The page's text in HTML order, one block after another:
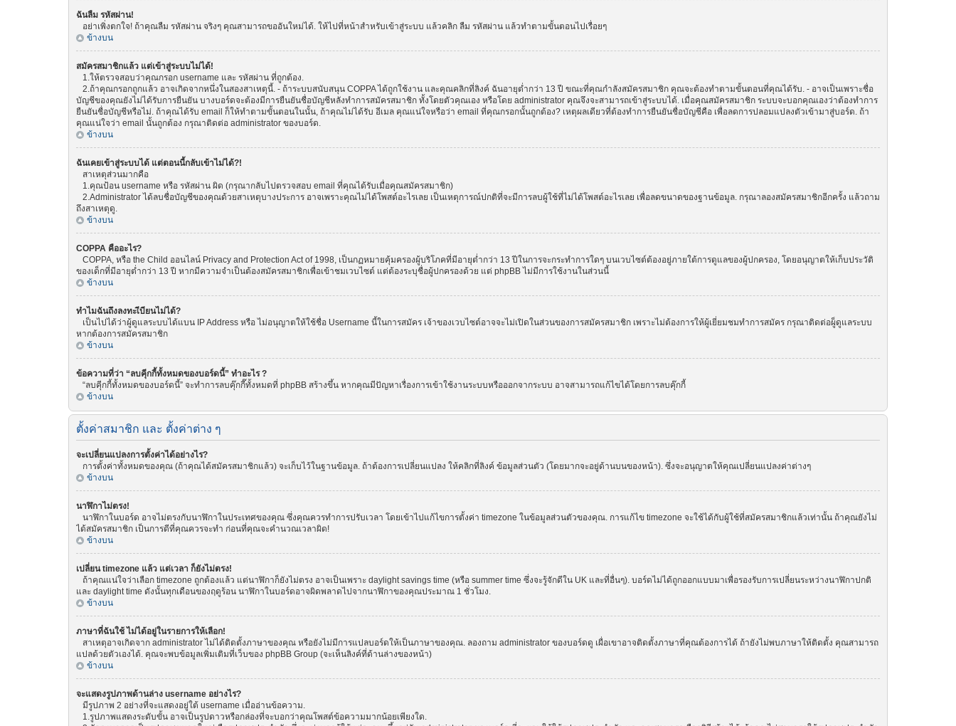
ฉันลืม รหัสผ่าน!
อย่าเพิ่งตกใจ! ถ้าคุณลืม รหัสผ่าน จริงๆ คุณสามารถขออันใหม่ได้. ให้ไปที่หน้าสำหรับเข้าสู่ระบบ แล้วคลิก ลืม รหัสผ่าน แล้วทำตามขั้นตอนไปเรื่อยๆ
ข้างบน
สมัครสมาชิกแล้ว แต่เข้าสู่ระบบไม่ได้!
1.ให้ตรวจสอบว่าคุณกรอก username และ รหัสผ่าน ที่ถูกต้อง.
2.ถ้าคุณกรอกถูกแล้ว อาจเกิดจากหนึ่งในสองสาเหตุนี้. - ถ้าระบบสนับสนุน COPPA ได้ถูกใช้งาน และคุณคลิกที่ลิงค์ ฉันอายุต่ำกว่า 13 ปี ขณะที่คุณกำลังสมัครสมาชิก คุณจะต้องทำตามขั้นตอนที่คุณได้รับ. - อาจเป็นเพราะชื่อ
บัญชีของคุณยังไม่ได้รับการยืนยัน บางบอร์ดจะต้องมีการยืนยันชื่อบัญชีหลังทำการสมัครสมาชิก ทั้งโดยตัวคุณเอง หรือโดย administrator คุณจึงจะสามารถเข้าสู่ระบบได้. เมื่อคุณสมัครสมาชิก ระบบจะบอกคุณเองว่าต้องทำการ
ยืนยันชื่อบัญชีหรือไม่. ถ้าคุณได้รับ email ก็ให้ทำตามขั้นตอนในนั้น, ถ้าคุณไม่ได้รับ อีเมล คุณแน่ใจหรือว่า email ที่คุณกรอกนั้นถูกต้อง? เหตุผลเดียวที่ต้องทำการยืนยันชื่อบัญชีคือ เพื่อลดการปลอมแปลงตัวเข้ามาสู่บอร์ด. ถ้า
คุณแน่ใจว่า email นั้นถูกต้อง กรุณาติดต่อ administrator ของบอร์ด.
ข้างบน
ฉันเคยเข้าสู่ระบบได้ แต่ตอนนี้กลับเข้าไม่ได้?!
สาเหตุส่วนมากคือ
1.คุณป้อน username หรือ รหัสผ่าน ผิด (กรุณากลับไปตรวจสอบ email ที่คุณได้รับเมื่อคุณสมัครสมาชิก)
2.Administrator ได้ลบชื่อบัญชีของคุณด้วยสาเหตุบางประการ อาจเพราะคุณไม่ได้โพสต์อะไรเลย เป็นเหตุการณ์ปกติที่จะมีการลบผู้ใช้ที่ไม่ได้โพสต์อะไรเลย เพื่อลดขนาดของฐานข้อมูล. กรุณาลองสมัครสมาชิกอีกครั้ง แล้วถาม
ถึงสาเหตุดู.
ข้างบน
COPPA คืออะไร?
COPPA, หรือ the Child ออนไลน์ Privacy and Protection Act of 1998, เป็นกฏหมายคุ้มครองผู้บริโภคที่มีอายุต่ำกว่า 13 ปีในการจะกระทำการใดๆ บนเวบไซต์ต้องอยู่ภายใต้การดูแลของผู้ปกครอง, โดยอนุญาตให้เก็บประวัติ
ของเด็กที่มีอายุต่ำกว่า 13 ปี หากมีความจำเป็นต้องสมัครสมาชิกเพื่อเข้าชมเวบไซต์ แต่ต้องระบุชื่อผู้ปกครองด้วย แต่ phpBB ไม่มีการใช้งานในส่วนนี้
ข้างบน
ทำไมฉันถึงลงทะเีบียนไม่ได้?
เป็นไปได้ว่าผู้ดูแลระบบได้แบน IP Address หรือ ไม่อนุญาตให้ใช้ชื่อ Username นี้ในการสมัคร เจ้าของเวบไซต์อาจจะไม่เปิดในส่วนของการสมัครสมาชิก เพราะไม่ต้องการให้ผู้เยี่ยมชมทำการสมัคร กรุณาติดต่อผู็ดูแลระบบ
หากต้องการสมัครสมาชิก
ข้างบน
ข้อความที่ว่า “ลบคุีกกี้ทั้งหมดของบอร์ดนี้” ทำอะไร ?
“ลบคุีกกี้ทั้งหมดของบอร์ดนี้” จะทำการลบคุ๊กกี๊ทั้งหมดที่ phpBB สร้างขึ้น หากคุณมีปัญหาเรื่องการเข้าใช้งานระบบหรือออกจากระบบ อาจสามารถแก้ไขได้โดยการลบคุ๊กกี้
ข้างบน
ตั้งค่าสมาชิก และ ตั้งค่าต่าง ๆ
จะเปลี่ยนแปลงการตั้งค่าได้อย่างไร?
การตั้งค่าทั้งหมดของคุณ (ถ้าคุณได้สมัครสมาชิกแล้ว) จะเก็บไว้ในฐานข้อมูล. ถ้าต้องการเปลี่ยนแปลง ให้คลิกที่ลิงค์ ข้อมูลส่วนตัว (โดยมากจะอยู่ด้านบนของหน้า). ซึ่งจะอนุญาตให้คุณเปลี่ยนแปลงค่าต่างๆ
ข้างบน
นาฬิกาไม่ตรง!
นาฬิกาในบอร์ด อาจไม่ตรงกับนาฬิกาในประเทศของคุณ ซึ่งคุณควรทำการปรับเวลา โดยเข้าไปแก้ไขการตั้งค่า timezone ในข้อมูลส่วนตัวของคุณ. การแก้ไข timezone จะใช้ได้กับผู้ใช้ที่สมัครสมาชิกแล้วเท่านั้น ถ้าคุณยังไม่
ได้สมัครสมาชิก เป็นการดีที่คุณควรจะทำ ก่อนที่คุณจะคำนวณเวลาผิด!
ข้างบน
เปลี่ยน timezone แล้ว แต่เวลา ก็ยังไม่ตรง!
ถ้าคุณแน่ใจว่าเลือก timezone ถูกต้องแล้ว แต่นาฬิกาก็ยังไม่ตรง อาจเป็นเพราะ daylight savings time (หรือ summer time ซึ่งจะรู้จักดีใน UK และที่อื่นๆ). บอร์ดไม่ได้ถูกออกแบบมาเพื่อรองรับการเปลี่ยนระหว่างนาฬิกาปกติ
และ daylight time ดังนั้นทุกเดือนของฤดูร้อน นาฬิกาในบอร์ดอาจผิดพลาดไปจากนาฬิกาของคุณประมาณ 1 ชั่วโมง.
ข้างบน
ภาษาที่ฉันใช้ ไม่ได้อยู่ในรายการให้เลือก!
สาเหตุอาจเกิดจาก administrator ไม่ได้ติดตั้งภาษาของคุณ หรือยังไม่มีการแปลบอร์ดให้เป็นภาษาของคุณ. ลองถาม administrator ของบอร์ดดู เผื่อเขาอาจติดตั้งภาษาที่คุณต้องการได้ ถ้ายังไม่พบภาษาให้ติดตั้ง คุณสามารถ
แปลด้วยตัวเองได้. คุณจะพบข้อมูลเพิ่มเติมที่เว็บของ phpBB Group (จะเห็นลิงค์ที่ด้านล่างของหน้า)
ข้างบน
จะแสดงรูปภาพด้านล่าง username อย่างไร?
มีรูปภาพ 2 อย่างที่จะแสดงอยู่ใต้ username เมื่ออ่านข้อความ.
1.รูปภาพแสดงระดับขั้น อาจเป็นรูปดาวหรือกล่องที่จะบอกว่าคุณโพสต์ข้อความมากน้อยเพียงใด.